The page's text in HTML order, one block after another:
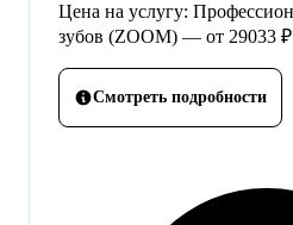
Цена на услугу:
зубов (ZOOM) — от 29033 ₽
Смотреть подробности